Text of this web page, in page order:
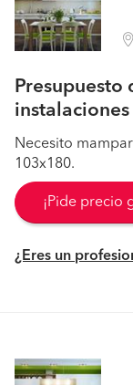
Presupuesto
instalaciones
Necesito
103x180.
¡Pide precio
¿Eres un